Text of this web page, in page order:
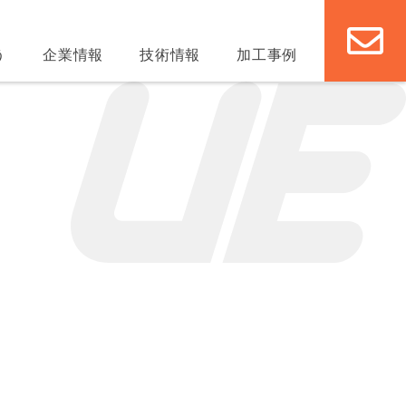
企業情報 技術情報 加工事例